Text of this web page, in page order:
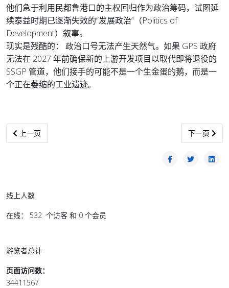
他们急于利用民都鲁港口的主权回归作为政治筹码，试图延
续泰益时期已逐渐失效的“发展政治”（Politics of
Development）叙事。
现实是残酷的： 政治口号无法产生天然气。如果 GPS 政府
无法在 2027 年前确保新的上游开发项目以取代即将退役的
SSGP 管道，他们接手的可能不是一个生金蛋的鹅，而是一
个正在萎缩的工业遗迹。
上一篇文章: 温利山：应立即停止混淆自治与独立 砂人享有不可剥夺
上一页 下一篇文章
下一页
线上人数
在线： 532 个访客 和 0 个会员
游览者总计
页面访问数：
34411567